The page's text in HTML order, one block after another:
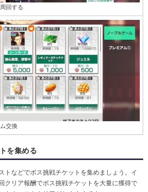
回する
交換
を集める
トなどでボス挑戦チケットを集めましょう。イ
クリア報酬でボス挑戦チケットを大量に獲得で